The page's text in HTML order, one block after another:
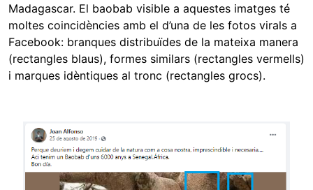
Madagascar. El baobab visible a aquestes imatges té
moltes coincidències amb el d’una de les fotos virals a
Facebook: branques distribuïdes de la mateixa manera
(rectangles blaus), formes similars (rectangles vermells)
i marques idèntiques al tronc (rectangles grocs).
Image